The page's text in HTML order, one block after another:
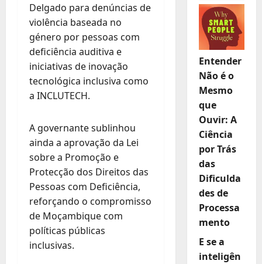
Delgado para denúncias de
violência baseada no
género por pessoas com
deficiência auditiva e
iniciativas de inovação
tecnológica inclusiva como
a INCLUTECH.
A governante sublinhou
ainda a aprovação da Lei
sobre a Promoção e
Protecção dos Direitos das
Pessoas com Deficiência,
reforçando o compromisso
de Moçambique com
políticas públicas
inclusivas.
Entender
Não é o
Mesmo
que
Ouvir: A
Ciência
por Trás
das
Dificulda
des de
Processa
mento
E se a
inteligên